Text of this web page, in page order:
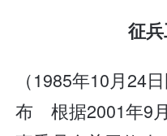
征
（1985年10月24
布 根据2001年9